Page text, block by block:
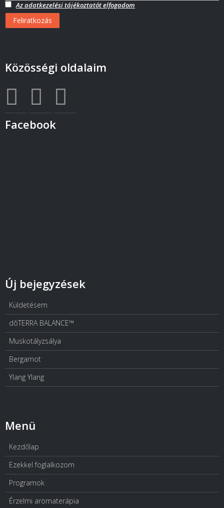
Az adatkezelési tájékoztatót elfogadom
Közösségi oldalaim
Facebook
Új bejegyzések
Küldetésem
dōTERRA BALANCE™
Muskotályzsálya
Bergamot
Ylang Ylang
Menü
Kezdőlap
Ezekkel foglalkozom
Programok
Érzelmi aromaterápia